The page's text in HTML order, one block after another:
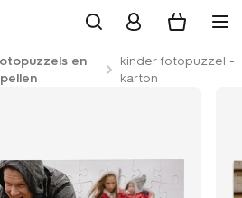
en
kinder fotopuzzel -
karton